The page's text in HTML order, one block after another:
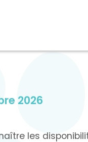
2026
les